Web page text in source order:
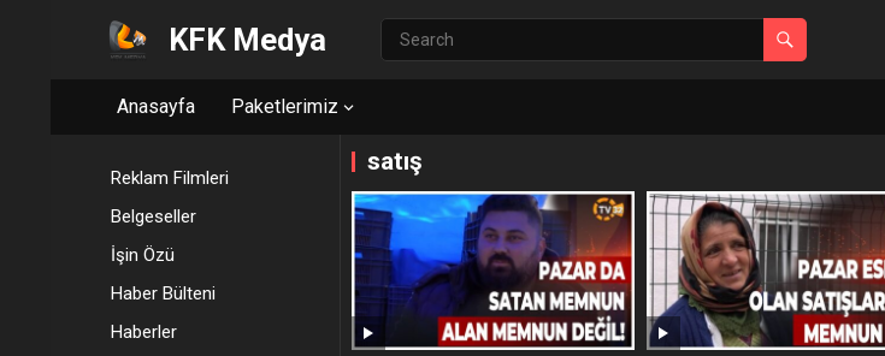
KFK Medya
Anasayfa Paketlerimiz
Reklam Filmleri
Belgeseller
İşin Özü
Haber Bülteni
Haberler
satış